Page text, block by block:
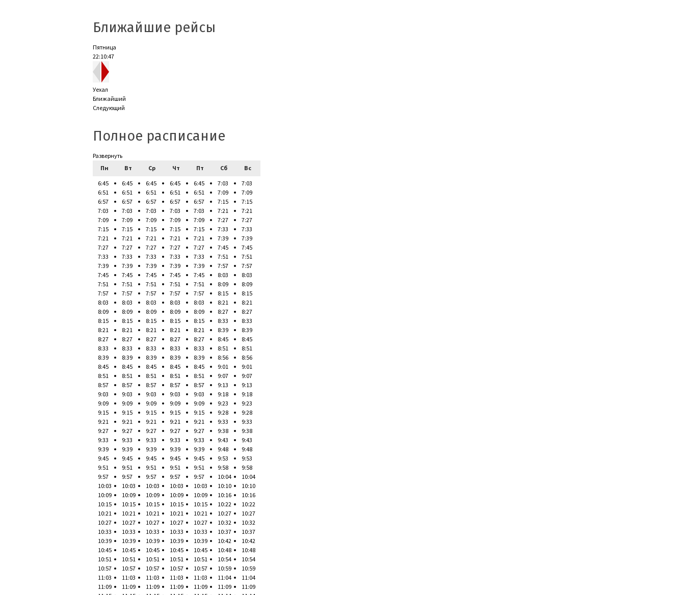
Ближайшие рейсы
Пятница
22:10:48
Уехал
Ближайший
Следующий
Полное расписание
Развернуть
Пн
Вт Ср Чт Пт Сб
Вс
6:45
6:51
6:57
7:03
7:09
7:15
7:21
7:27
7:33
7:39
7:45
7:51
7:57
8:03
8:09
8:15
8:21
8:27
8:33
8:39
8:45
8:51
8:57
9:03
9:09
9:15
9:21
9:27
9:33
9:39
9:45
9:51
9:57
10:03
10:09
10:15
10:21
10:27
10:33
10:39
10:45
10:51
10:57
11:03
11:09
6:45
6:51
6:57
7:03
7:09
7:15
7:21
7:27
7:33
7:39
7:45
7:51
7:57
8:03
8:09
8:15
8:21
8:27
8:33
8:39
8:45
8:51
8:57
9:03
9:09
9:15
9:21
9:27
9:33
9:39
9:45
9:51
9:57
10:03
10:09
10:15
10:21
10:27
10:33
10:39
10:45
10:51
10:57
11:03
11:09
6:45
6:51
6:57
7:03
7:09
7:15
7:21
7:27
7:33
7:39
7:45
7:51
7:57
8:03
8:09
8:15
8:21
8:27
8:33
8:39
8:45
8:51
8:57
9:03
9:09
9:15
9:21
9:27
9:33
9:39
9:45
9:51
9:57
10:03
10:09
10:15
10:21
10:27
10:33
10:39
10:45
10:51
10:57
11:03
11:09
6:45
6:51
6:57
7:03
7:09
7:15
7:21
7:27
7:33
7:39
7:45
7:51
7:57
8:03
8:09
8:15
8:21
8:27
8:33
8:39
8:45
8:51
8:57
9:03
9:09
9:15
9:21
9:27
9:33
9:39
9:45
9:51
9:57
10:03
10:09
10:15
10:21
10:27
10:33
10:39
10:45
10:51
10:57
11:03
11:09
6:45
6:51
6:57
7:03
7:09
7:15
7:21
7:27
7:33
7:39
7:45
7:51
7:57
8:03
8:09
8:15
8:21
8:27
8:33
8:39
8:45
8:51
8:57
9:03
9:09
9:15
9:21
9:27
9:33
9:39
9:45
9:51
9:57
10:03
10:09
10:15
10:21
10:27
10:33
10:39
10:45
10:51
10:57
11:03
11:09
7:03
7:09
7:15
7:21
7:27
7:33
7:39
7:45
7:51
7:57
8:03
8:09
8:15
8:21
8:27
8:33
8:39
8:45
8:51
8:56
9:01
9:07
9:13
9:18
9:23
9:28
9:33
9:38
9:43
9:48
9:53
9:58
10:04
10:10
10:16
10:22
10:27
10:32
10:37
10:42
10:48
10:54
10:59
11:04
11:09
7:03
7:09
7:15
7:21
7:27
7:33
7:39
7:45
7:51
7:57
8:03
8:09
8:15
8:21
8:27
8:33
8:39
8:45
8:51
8:56
9:01
9:07
9:13
9:18
9:23
9:28
9:33
9:38
9:43
9:48
9:53
9:58
10:04
10:10
10:16
10:22
10:27
10:32
10:37
10:42
10:48
10:54
10:59
11:04
11:09